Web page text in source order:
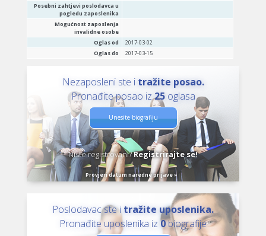
Posebni zahtjevi poslodavca u
pogledu zaposlenika
Mogućnost zaposlenja
invalidne osobe
Oglas od
2017-03-02
Oglas do
2017-03-15
Nezaposleni ste i tražite posao.
Pronađite posao iz25oglasa
Unesite biografiju
Niste registrovani?Registrirajte se!
Provjeri datum naredne prijave »
Poslodavac ste i tražite uposlenika.
Pronađite uposlenika iz 0biografije